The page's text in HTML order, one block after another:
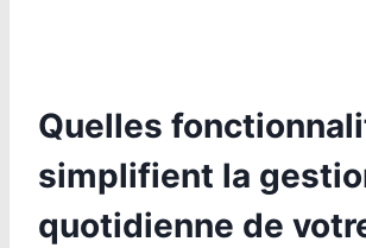
Quelles
simplifient la
quotidienne de